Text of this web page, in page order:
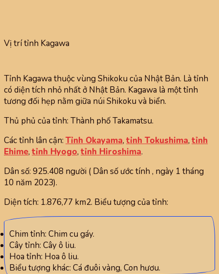
Vị trí tỉnh Kagawa
Tỉnh Kagawa thuộc vùng Shikoku của Nhật Bản. Là tỉnh
có diện tích nhỏ nhất ở Nhật Bản. Kagawa là một tỉnh
tương đối hẹp nằm giữa núi Shikoku và biển.
Thủ phủ của tỉnh: Thành phố Takamatsu.
Các tỉnh lân cận: Tỉnh Okayama, tỉnh Tokushima, tỉnh
Ehime, tỉnh Hyogo, tỉnh Hiroshima.
Dân số: 925.408 người ( Dân số ước tính , ngày 1 tháng
10 năm 2023).
Diện tích: 1.876,77 km2. Biểu tượng của tỉnh:
Chim tỉnh: Chim cu gáy.
Cây tỉnh: Cây ô liu.
Hoa tỉnh: Hoa ô liu.
Biểu tượng khác: Cá đuôi vàng, Con hươu.